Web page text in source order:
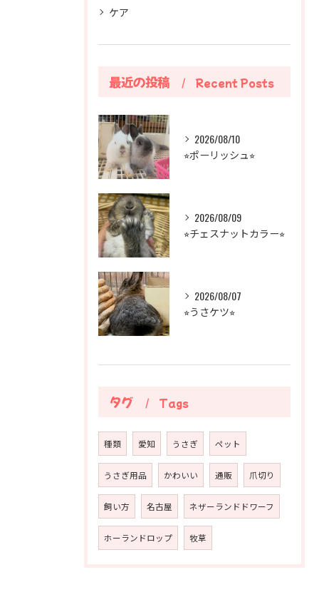
ケア
最近の投稿 Recent Posts
2026/08/10
⭐︎ポーリッシュ⭐︎
2026/08/09
⭐︎チェスナットカラー⭐︎
2026/08/07
⭐︎うさケツ⭐︎
タグ Tags
種類 愛知 うさぎ ペット
うさぎ用品 かわいい 通販 爪切り
飼い方 名古屋 ネザーランドドワーフ
ホーランドロップ 牧草